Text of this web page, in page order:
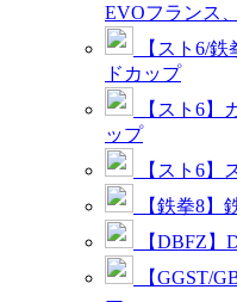
EVOフランス
【スト6/
ドカップ
【スト6】
ップ
【スト6】
【鉄拳8】
【DBFZ】
【GGST/